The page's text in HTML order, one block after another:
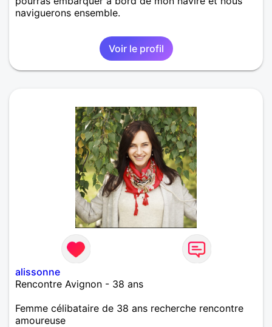
naviguerons ensemble.
Voir le profil
alissonne
Rencontre Avignon - 38 ans
Femme célibataire de 38 ans recherche rencontre
amoureuse